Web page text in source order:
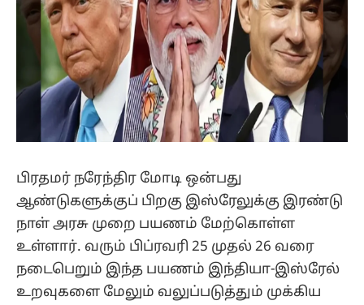
பிரதமர் நரேந்திர மோடி ஒன்பது
ஆண்டுகளுக்குப் பிறகு இஸ்ரேலுக்கு இரண்டு
நாள் அரசு முறை பயணம் மேற்கொள்ள
உள்ளார். வரும் பிப்ரவரி 25 முதல் 26 வரை
நடைபெறும் இந்த பயணம் இந்தியா-இஸ்ரேல்
உறவுகளை மேலும் வலுப்படுத்தும் முக்கிய